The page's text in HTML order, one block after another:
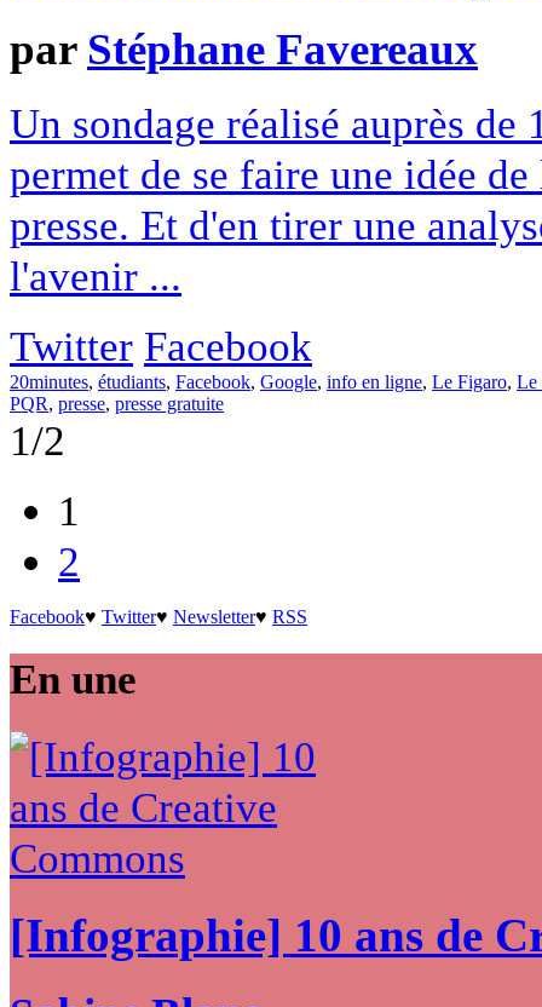
par Stéphane Favereaux
Un sondage réalisé auprès
permet de se faire une idée
presse. Et d'en tirer une
l'avenir ...
Twitter Facebook
20minutes, étudiants, Facebook, Google, info en ligne, Le Figaro, Le
PQR, presse, presse gratuite
1/2
1
2
Facebook♥ Twitter♥ Newsletter♥ RSS
En une
[Infographie] 10 ans de